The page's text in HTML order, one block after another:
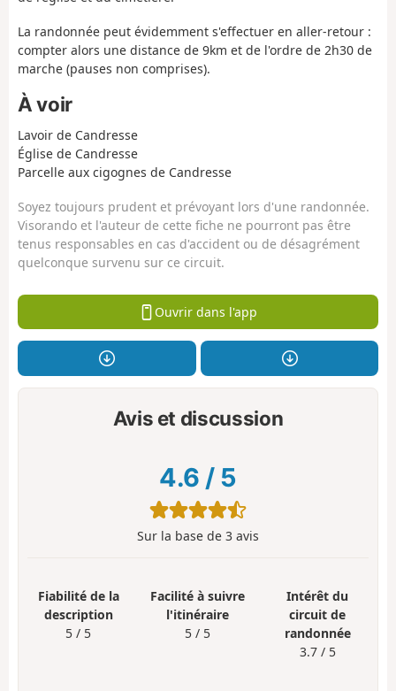
La randonnée peut évidemment s'effectuer en aller-retour :
compter alors une distance de 9km et de l'ordre de 2h30 de
marche (pauses non comprises).
À voir
Lavoir de Candresse
Église de Candresse
Parcelle aux cigognes de Candresse
Soyez toujours prudent et prévoyant lors d'une randonnée.
Visorando et l'auteur de cette fiche ne pourront pas être
tenus responsables en cas d'accident ou de désagrément
quelconque survenu sur ce circuit.
Ouvrir dans l'app
Avis et discussion
4.6 / 5
Sur la base de 3 avis
Fiabilité de la
description
5 / 5
Facilité à suivre
l'itinéraire
5 / 5
Intérêt du
circuit de
randonnée
3.7 / 5